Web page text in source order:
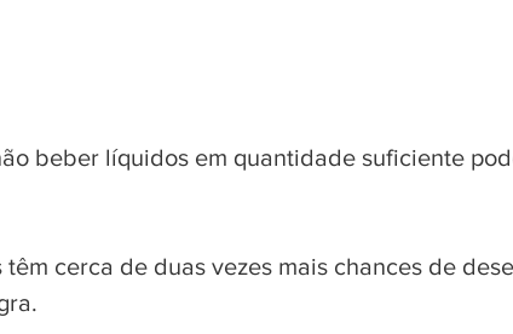
beber líquidos em quantidade suficiente
têm cerca de duas vezes mais chances de